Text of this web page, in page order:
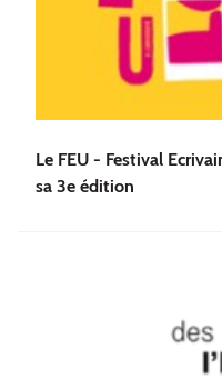
Le FEU - Festival
sa 3e édition